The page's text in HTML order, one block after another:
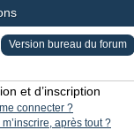
Version bureau du forum
et d’inscription
connecter ?
après tout ?